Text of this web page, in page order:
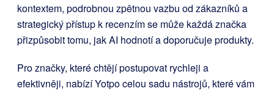
kontextem, podrobnou zpětnou vazbu od zákazníků a
strategický přístup k recenzím se může každá značka
přizpůsobit tomu, jak AI hodnotí a doporučuje produkty.
Pro značky, které chtějí postupovat rychleji a
efektivněji, nabízí Yotpo celou sadu nástrojů, které vám